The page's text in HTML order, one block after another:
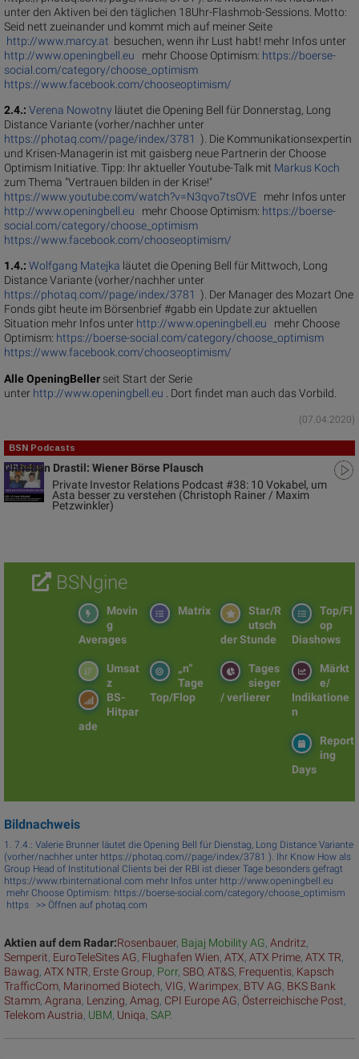
unter den Aktiven bei den täglichen 18Uhr-Flashmob-Sessions. Motto:
Seid nett zueinander und kommt mich auf meiner Seite
http://www.marcy.at besuchen, wenn ihr Lust habt! mehr Infos unter
http://www.openingbell.eu mehr Choose Optimism: https://boerse-
social.com/category/choose_optimism
https://www.facebook.com/chooseoptimism/
2.4.: Verena Nowotny läutet die Opening Bell für Donnerstag, Long
Distance Variante (vorher/nachher unter
https://photaq.com//page/index/3781 ). Die Kommunikationsexpertin
und Krisen-Managerin ist mit gaisberg neue Partnerin der Choose
Optimism Initiative. Tipp: Ihr aktueller Youtube-Talk mit Markus Koch
zum Thema "Vertrauen bilden in der Krise!"
https://www.youtube.com/watch?v=N3qvo7tsOVE mehr Infos unter
http://www.openingbell.eu
mehr Choose Optimism: https://boerse-
social.com/category/choose_optimism
https://www.facebook.com/chooseoptimism/
1.4.: Wolfgang Matejka läutet die Opening Bell für Mittwoch, Long
Distance Variante (vorher/nachher unter
https://photaq.com//page/index/3781 ). Der Manager des Mozart One
Fonds gibt heute im Börsenbrief #gabb ein Update zur aktuellen
Situation mehr Infos unter http://www.openingbell.eu mehr Choose
Optimism: https://boerse-social.com/category/choose_optimism
https://www.facebook.com/chooseoptimism/
Alle OpeningBeller seit Start der Serie
unter http://www.openingbell.eu . Dort findet man auch das Vorbild.
(07.04.2020)
BSN Podcasts
Christian Drastil: Wiener Börse Plausch
Private Investor Relations Podcast #38: 10 Vokabel, um
Asta besser zu verstehen (Christoph Rainer / Maxim
Petzwinkler)
BSNgine
Top/Fl
op
Diashows
Star/R
utsch
der Stunde
Matrix
Movin
g
Averages
Märkt
e/
Indikatione
n
Tages
sieger
/ verlierer
„n“
Tage
Top/Flop
Umsat
z
BS-
Hitpar
ade
Report
ing
Days
Bildnachweis
1. 7.4.: Valerie Brunner läutet die Opening Bell für Dienstag, Long Distance Variante
(vorher/nachher unter https://photaq.com//page/index/3781 ). Ihr Know How als
Group Head of Institutional Clients bei der RBI ist dieser Tage besonders gefragt
https://www.rbinternational.com mehr Infos unter http://www.openingbell.eu
mehr Choose Optimism: https://boerse-social.com/category/choose_optimism
https >> Öffnen auf photaq.com
Aktien auf dem Radar:Rosenbauer, Bajaj Mobility AG, Andritz,
Semperit, EuroTeleSites AG, Flughafen Wien, ATX, ATX Prime, ATX TR,
Bawag, ATX NTR, Erste Group, Porr, SBO, AT&S, Frequentis, Kapsch
TrafficCom, Marinomed Biotech, VIG, Warimpex, BTV AG, BKS Bank
Stamm, Agrana, Lenzing, Amag, CPI Europe AG, Österreichische Post,
Telekom Austria, UBM, Uniqa, SAP.